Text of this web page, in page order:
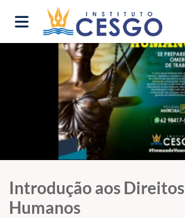
Introdução aos Direitos
Humanos